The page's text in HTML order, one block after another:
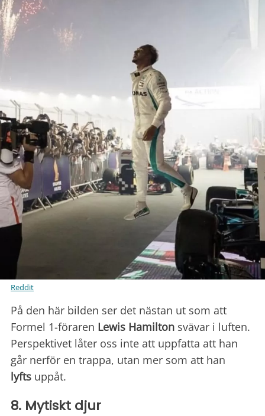
Reddit
På den här bilden ser det nästan ut som att
Formel 1-föraren Lewis Hamilton svävar i luften.
Perspektivet låter oss inte att uppfatta att han
går nerför en trappa, utan mer som att han
lyfts uppåt.
8. Mytiskt djur